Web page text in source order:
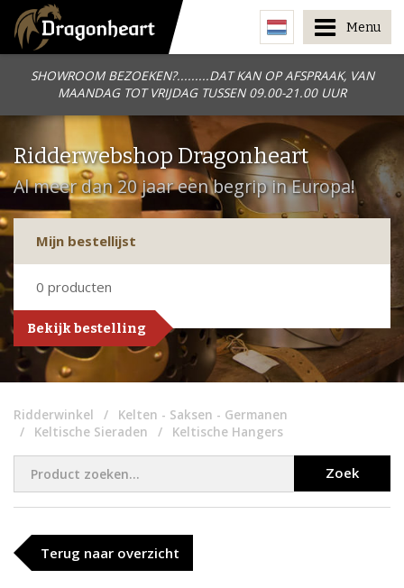
SHOWROOM BEZOEKEN?.........DAT KAN OP AFSPRAAK, VAN
MAANDAG TOT VRIJDAG TUSSEN 09.00-21.00 UUR
Menu
Ridderwebshop Dragonheart
Al meer dan 20 jaar een begrip in Europa!
Mijn bestellijst
0 producten
Bekijk bestelling
Ridderwinkel
Kelten - Saksen - Germanen
Keltische Sieraden
Keltische Hangers
Zoek
Terug naar overzicht